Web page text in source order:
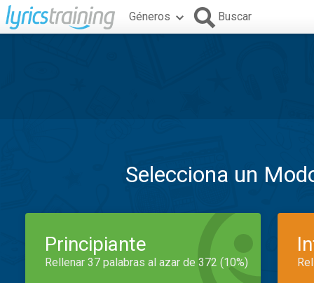
Géneros Buscar
Selecciona un
Principiante
Rellenar 37 palabras al azar de 372 (10%)